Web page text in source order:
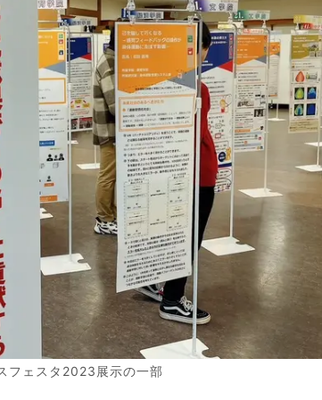
フェスタ2023展示の一部